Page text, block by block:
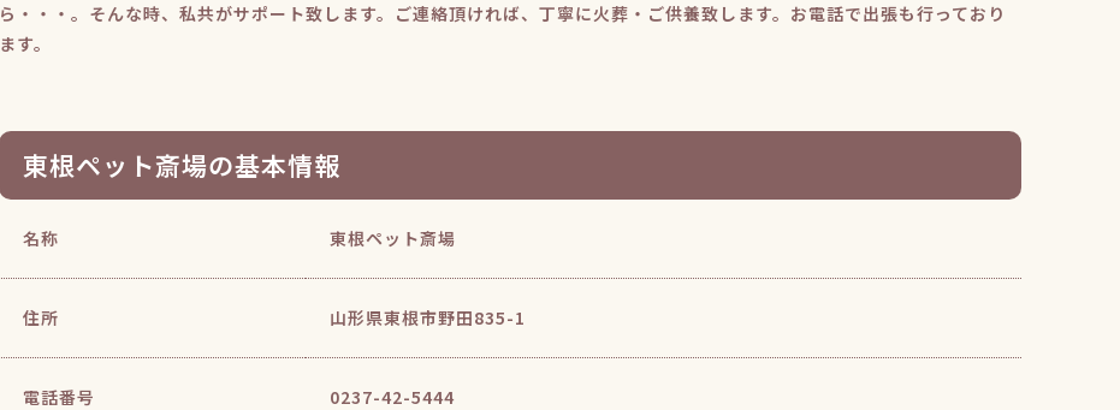
ら・・・。そんな時、私共がサポート致します。ご連絡頂ければ、丁寧に火葬・ご供養致します。お電話で出張も行っており
ます。
東根ペット斎場の基本情報
名称 東根ペット斎場
住所 山形県東根市野田835-1
電話番号 0237-42-5444